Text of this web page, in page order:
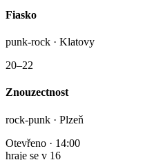
Fiasko
punk-rock · Klatovy
20–22
Znouzectnost
rock-punk · Plzeň
Otevřeno · 14:00
hraje se v 16